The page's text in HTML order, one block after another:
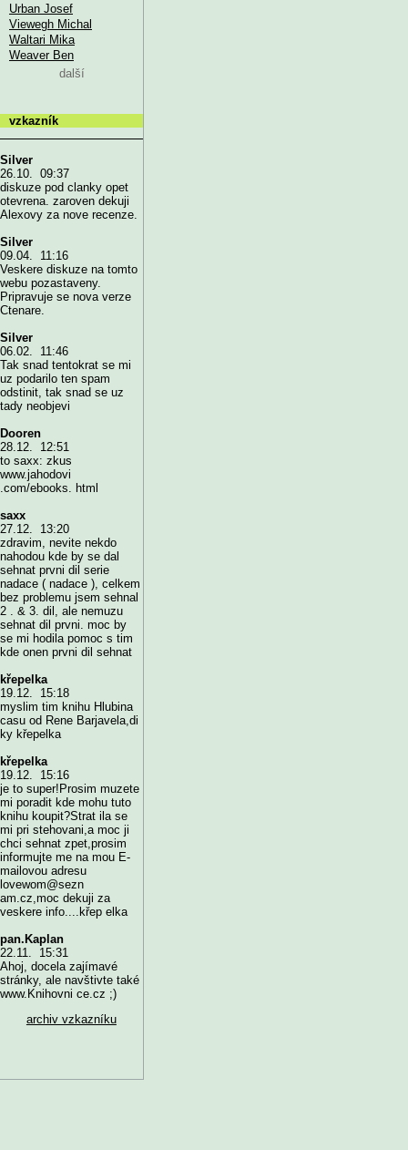
Urban Josef
Viewegh Michal
Waltari Mika
Weaver Ben
další
vzkazník
Silver
26.10. 09:37
diskuze pod clanky opet
otevrena. zaroven dekuji
Alexovy za nove recenze.
Silver
09.04. 11:16
Veskere diskuze na tomto
webu pozastaveny.
Pripravuje se nova verze
Ctenare.
Silver
06.02. 11:46
Tak snad tentokrat se mi
uz podarilo ten spam
odstinit, tak snad se uz
tady neobjevi
Dooren
28.12. 12:51
to saxx: zkus
www.jahodovi
.com/ebooks. html
saxx
27.12. 13:20
zdravim, nevite nekdo
nahodou kde by se dal
sehnat prvni dil serie
nadace ( nadace ), celkem
bez problemu jsem sehnal
2 . & 3. dil, ale nemuzu
sehnat dil prvni. moc by
se mi hodila pomoc s tim
kde onen prvni dil sehnat
křepelka
19.12. 15:18
myslim tim knihu Hlubina
casu od Rene Barjavela,di
ky křepelka
křepelka
19.12. 15:16
je to super!Prosim muzete
mi poradit kde mohu tuto
knihu koupit?Strat ila se
mi pri stehovani,a moc ji
chci sehnat zpet,prosim
informujte me na mou E-
mailovou adresu
lovewom@sezn
am.cz,moc dekuji za
veskere info....křep elka
pan.Kaplan
22.11. 15:31
Ahoj, docela zajímavé
stránky, ale navštivte také
www.Knihovni ce.cz ;)
archiv vzkazníku